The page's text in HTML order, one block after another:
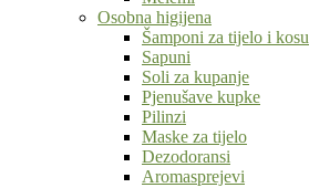
Osobna higijena
Šamponi za tijelo i kosu
Sapuni
Soli za kupanje
Pjenušave kupke
Pilinzi
Maske za tijelo
Dezodoransi
Aromasprejevi